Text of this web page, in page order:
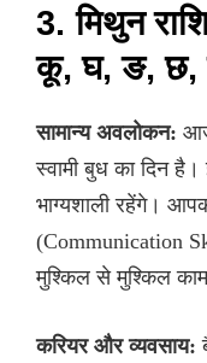
3. मिथुन
कू, घ, ङ, छ,
सामान्य अवलोकन:
स्वामी बुध का दिन
भाग्यशाली रहेंगे।
(Communication
मुश्किल से मुश्किल
करियर और व्यवसाय: